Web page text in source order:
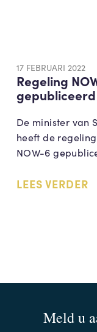
17 FEBRUARI 2022
Regeling
gepubliceerd
De minister van
heeft de regeling
NOW-6
LEES VERDER
Meld u